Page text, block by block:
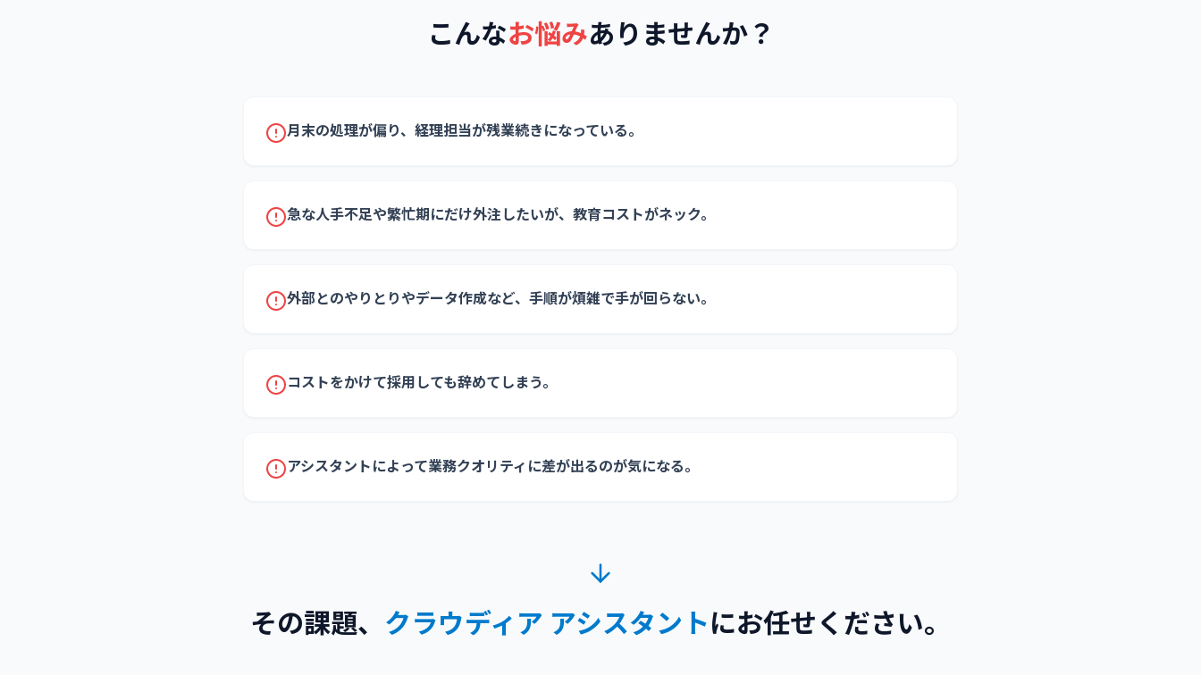
こんなお悩みありませんか？
月末の処理が偏り、経理担当が残業続きになっている。
急な人手不足や繁忙期にだけ外注したいが、教育コストがネック。
外部とのやりとりやデータ作成など、手順が煩雑で手が回らない。
コストをかけて採用しても辞めてしまう。
アシスタントによって業務クオリティに差が出るのが気になる。
その課題、 クラウディア アシスタントにお任せください。